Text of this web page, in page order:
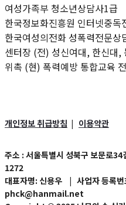
여성가족부 청소년상담사1급
한국정보화진흥원 인터넷중독
한국여성의전화 성폭력전문
센터장 (전) 성신여대, 한신대,
위촉 (현) 폭력예방 통합교육
개인정보 취급방침 | 이용약관
주소 : 서울특별시 성북구 보문로34
1272
대표자명: 신용우 | 사업자 등록번
phck@hanmail.net